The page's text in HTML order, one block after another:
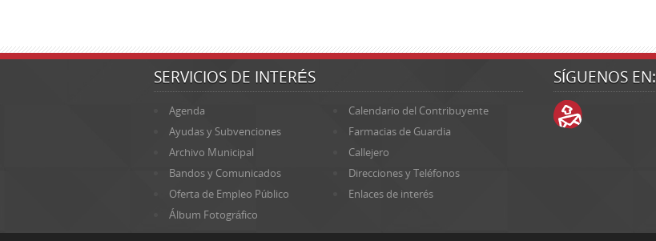
SERVICIOS DE INTERÉS
Agenda
Calendario del Contribuyente
Ayudas y Subvenciones
Farmacias de Guardia
Archivo Municipal
Callejero
Bandos y Comunicados
Direcciones y Teléfonos
Oferta de Empleo Público
Enlaces de interés
Álbum Fotográfico
SÍGUENOS EN: